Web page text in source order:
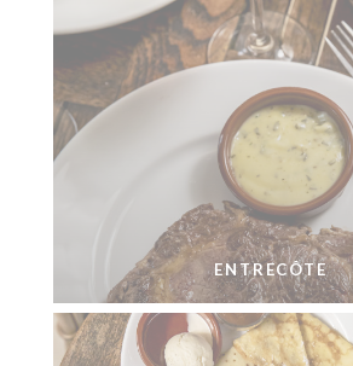
ENTRECÔTE